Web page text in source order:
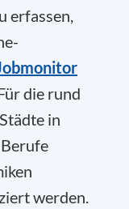
erfassen,
die rund
in
werden.